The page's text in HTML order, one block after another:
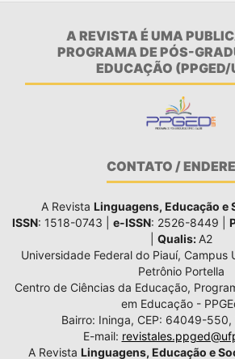
A REVISTA É UMA
PROGRAMA DE PÓS-
EDUCAÇÃO (PPGED/
CONTATO /
A Revista Linguagens, Educação e
ISSN: 1518-0743 | e-ISSN: 2526-8449 |
Qualis: A2
Universidade Federal do Piauí, Campus
Petrônio Portella
Centro de Ciências da Educação,
em Educação -
Bairro: Ininga, CEP: 64049-550,
E-mail:
A Revista Linguagens, Educação e